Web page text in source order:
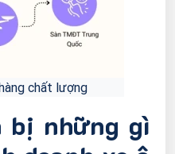
chất lượng
bị những gì